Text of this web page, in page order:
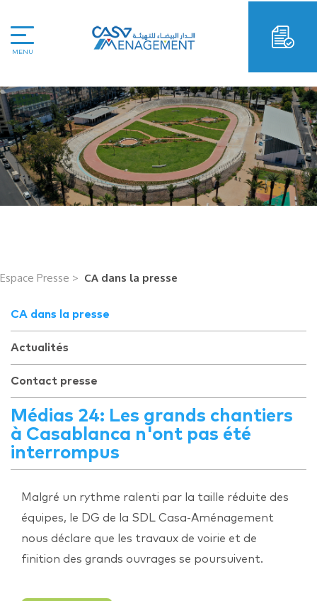
MENU
Espace Presse > CA dans la presse
CA dans la presse
Actualités
Contact presse
Médias 24: Les grands chantiers
à Casablanca n'ont pas été
interrompus
Malgré un rythme ralenti par la taille réduite des
équipes, le DG de la SDL Casa-Aménagement
nous déclare que les travaux de voirie et de
finition des grands ouvrages se poursuivent.